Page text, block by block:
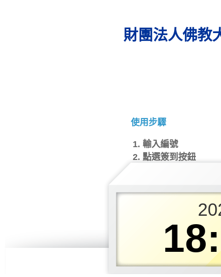
財團法人佛教
使用步驟
輸入編號
點選簽到按鈕